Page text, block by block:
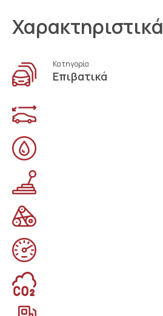
Χαρακτηριστικά
Κατηγορία
Επιβατικά